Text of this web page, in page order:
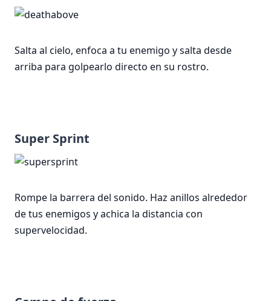
Salta al cielo, enfoca a tu enemigo y salta desde
arriba para golpearlo directo en su rostro.
Super Sprint
Rompe la barrera del sonido. Haz anillos alrededor
de tus enemigos y achica la distancia con
supervelocidad.